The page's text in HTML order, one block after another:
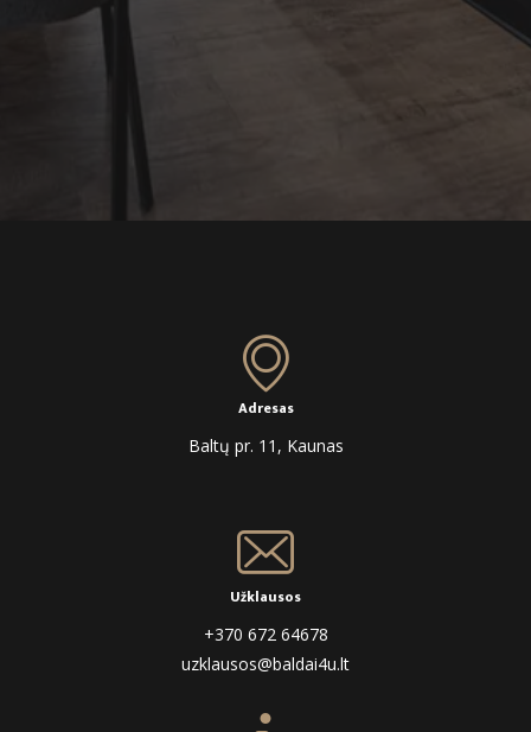
Adresas
Baltų pr. 11, Kaunas
Užklausos
+370 672 64678
uzklausos@baldai4u.lt